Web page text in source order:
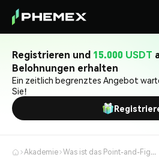
Registrieren und 15.000 USDT
Belohnungen erhalten
Ein zeitlich begrenztes Angebot
Sie!
Akademie Was ist das Point-and-Figure-Chart (P&F) für Bitcoin?